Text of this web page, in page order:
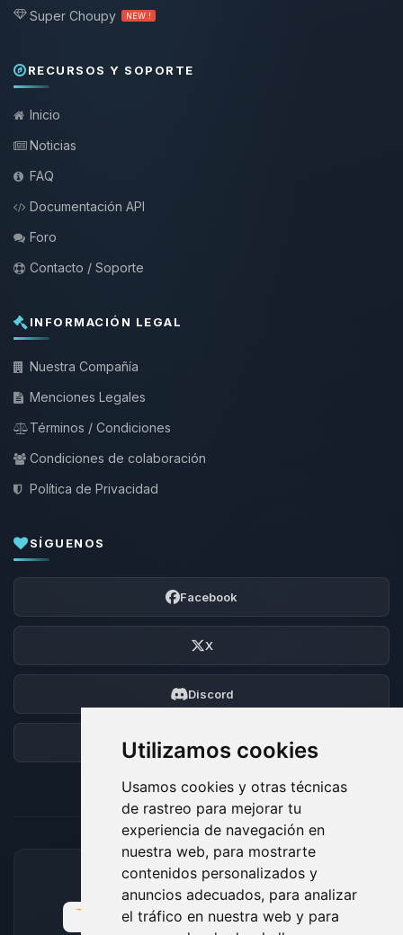
Utilizamos cookies
Usamos cookies y otras técnicas
de rastreo para mejorar tu
experiencia de navegación en
nuestra web, para mostrarte
contenidos personalizados y
anuncios adecuados, para analizar
el tráfico en nuestra web y para
Super Choupy NEW !
RECURSOS Y SOPORTE
Inicio
Noticias
FAQ
Documentación API
Foro
Contacto / Soporte
INFORMACIÓN LEGAL
Nuestra Compañía
Menciones Legales
Términos / Condiciones
Condiciones de colaboración
Política de Privacidad
SÍGUENOS
Facebook
X
Discord
Foro
MÉTODOS DE PAGO ACEPTADOS